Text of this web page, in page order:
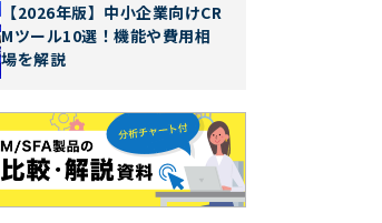
【2026年版】中小企業向けCR
Mツール10選！機能や費用相
場を解説